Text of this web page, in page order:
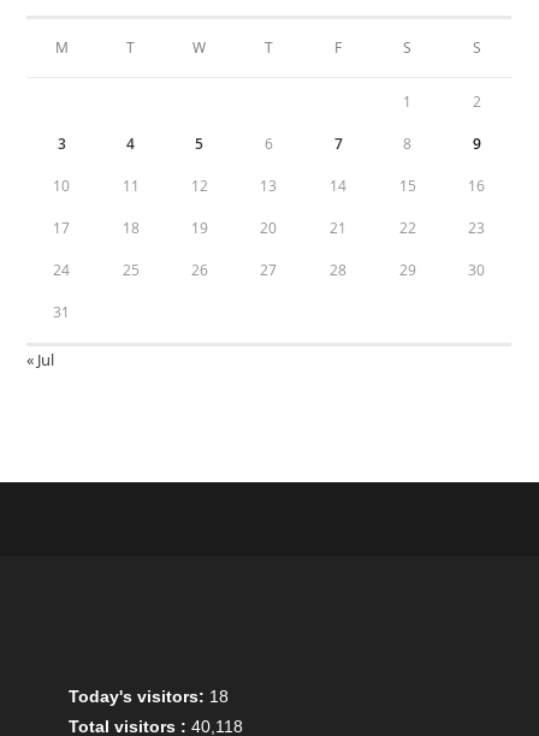
M T W T F S S
1 2
3 4 5 6 7 8 9
10 11 12 13 14 15 16
17 18 19 20 21 22 23
24 25 26 27 28 29 30
31
« Jul
Today's visitors: 18
Total visitors :40,118